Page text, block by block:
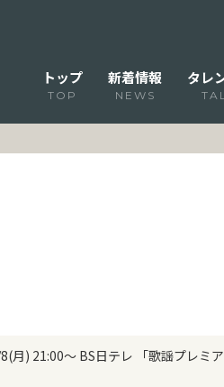
トップ
TOP
新着情報
NEWS
タレ
月) 21:00～ BS日テレ 「歌謡プレミア